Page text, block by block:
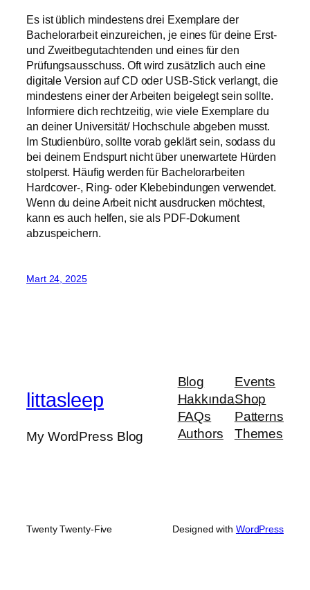
Es ist üblich mindestens drei Exemplare der
Bachelorarbeit einzureichen, je eines für deine Erst-
und Zweitbegutachtenden und eines für den
Prüfungsausschuss. Oft wird zusätzlich auch eine
digitale Version auf CD oder USB-Stick verlangt, die
mindestens einer der Arbeiten beigelegt sein sollte.
Informiere dich rechtzeitig, wie viele Exemplare du
an deiner Universität/ Hochschule abgeben musst.
Im Studienbüro, sollte vorab geklärt sein, sodass du
bei deinem Endspurt nicht über unerwartete Hürden
stolperst. Häufig werden für Bachelorarbeiten
Hardcover-, Ring- oder Klebebindungen verwendet.
Wenn du deine Arbeit nicht ausdrucken möchtest,
kann es auch helfen, sie als PDF-Dokument
abzuspeichern.
Mart 24, 2025
littasleep
My WordPress Blog
Blog
Hakkında
FAQs
Authors
Events
Shop
Patterns
Themes
Twenty Twenty-Five Designed with WordPress